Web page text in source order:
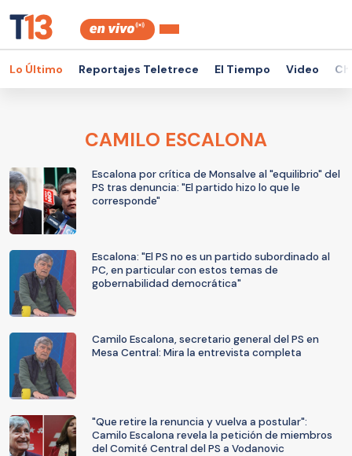
Lo Último Reportajes Teletrece El Tiempo Video
CAMILO ESCALONA
Escalona por crítica de Monsalve al "equilibrio" del
PS tras denuncia: "El partido hizo lo que le
corresponde"
Escalona: "El PS no es un partido subordinado al
PC, en particular con estos temas de
gobernabilidad democrática"
Camilo Escalona, secretario general del PS en
Mesa Central: Mira la entrevista completa
"Que retire la renuncia y vuelva a postular":
Camilo Escalona revela la petición de miembros
del Comité Central del PS a Vodanovic